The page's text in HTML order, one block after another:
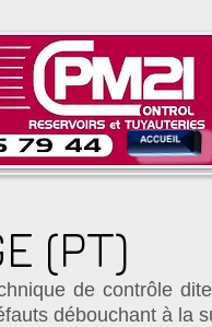
de contrôle
débouchant à la
(PT)